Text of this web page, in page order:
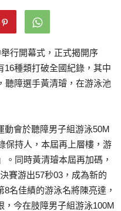
行開幕式，正式揭開序
16種類打破全國紀錄，其中
聽障選手黃清璿，在游泳池
動會於聽障男子組游泳50M
保持人，本屆再上層樓，游
。同時黃清璿本屆再加碼，
賽游出57秒03，成為新的
名佳績的游泳名將陳亮達，
，今在肢障男子組游泳100M